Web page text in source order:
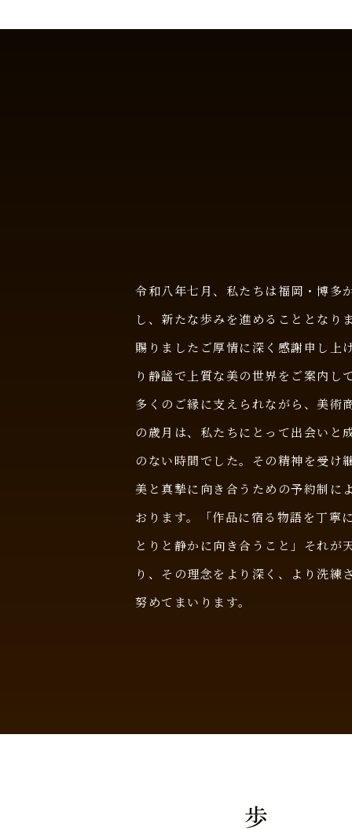
令和八年七月、私たちは福岡・博多
し、新たな歩みを進めることとなり
賜りましたご厚情に深く感謝申し上
り静謐で上質な美の世界をご案内し
多くのご縁に支えられながら、美術
の歳月は、私たちにとって出会いと
のない時間でした。その精神を受け
美と真摯に向き合うための予約制に
おります。「作品に宿る物語を丁寧
とりと静かに向き合うこと」それが
り、その理念をより深く、より洗練
努めてまいります。